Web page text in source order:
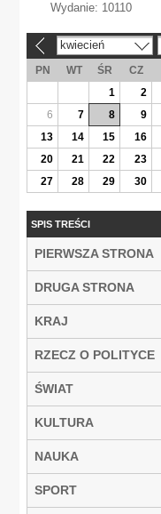
Wydanie: 10110
kwiecień
PN WT ŚR CZ
1
2
6
7 8 9
13
14 15 16
20
21 22 23
27
28 29 30
SPIS TREŚCI
PIERWSZA STRONA
DRUGA STRONA
KRAJ
RZECZ O POLITYCE
ŚWIAT
KULTURA
NAUKA
SPORT